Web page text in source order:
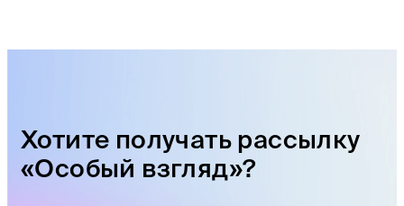
Хотите получать рассылку
«Особый взгляд»?